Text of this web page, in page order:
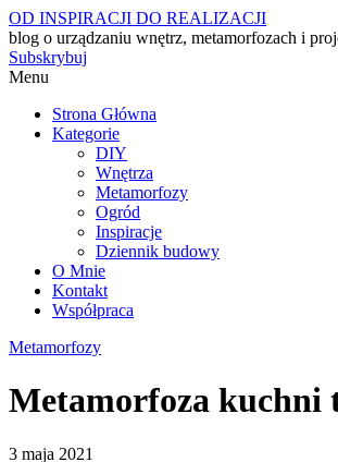
OD INSPIRACJI DO REALIZACJI
blog o urządzaniu wnętrz, metamorfozach i
Subskrybuj
Menu
Strona Główna
Kategorie
DIY
Wnętrza
Metamorfozy
Ogród
Inspiracje
Dziennik budowy
O Mnie
Kontakt
Współpraca
Metamorfozy
Metamorfoza kuchni
3 maja 2021